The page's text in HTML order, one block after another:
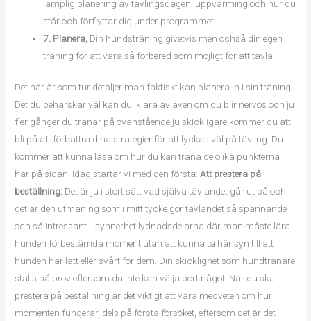
lämplig planering av tävlingsdagen, uppvärming och hur du
står och förflyttar dig under programmet
7. Planera, Din hundsträning givetvis men ochså din egen
träning för att vara så förbered som möjligt för att tävla.
Det här är som tur detaljer man faktiskt kan planera in i sin träning.
Det du behärskar väl kan du klara av även om du blir nervös och ju
fler gånger du tränar på ovanstående ju skickligare kommer du att
bli på att förbättra dina strategier för att lyckas väl på tävling. Du
kommer att kunna läsa om hur du kan träna de olika punkterna
här på sidan. Idag startar vi med den första:Att prestera på
beställning: Det är ju i stort sätt vad själva tävlandet går ut på och
det är den utmaning som i mitt tycke gör tävlandet så spännande
och så intressant. I synnerhet lydnadsdelarna där man måste lära
hunden förbestämda moment utan att kunna ta hänsyn till att
hunden har lätt eller svårt för dem. Din skicklighet som hundtränare
ställs på prov eftersom du inte kan välja bort något. När du ska
prestera på beställning är det viktigt att vara medveten om hur
momenten fungerar, dels på första försöket, eftersom det är det